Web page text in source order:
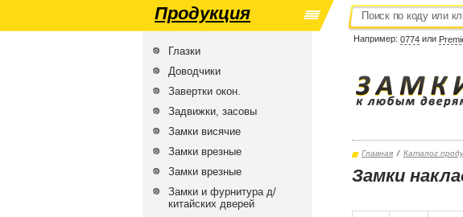
Продукция
Например: 0774 или
Глазки
Доводчики
Завертки окон.
Задвижки, засовы
Замки висячие
Замки врезные
Замки врезные
Замки и фурнитура д/
китайских дверей
Главная / Каталог
Замки